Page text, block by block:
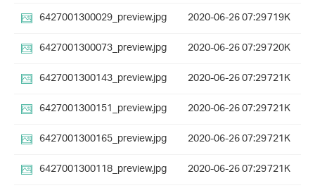
6427001300029_preview.jpg
2020-06-26 07:29719K
6427001300073_preview.jpg
2020-06-26 07:29720K
6427001300143_preview.jpg
2020-06-26 07:29721K
6427001300151_preview.jpg
2020-06-26 07:29721K
6427001300165_preview.jpg
2020-06-26 07:29721K
6427001300118_preview.jpg
2020-06-26 07:29721K